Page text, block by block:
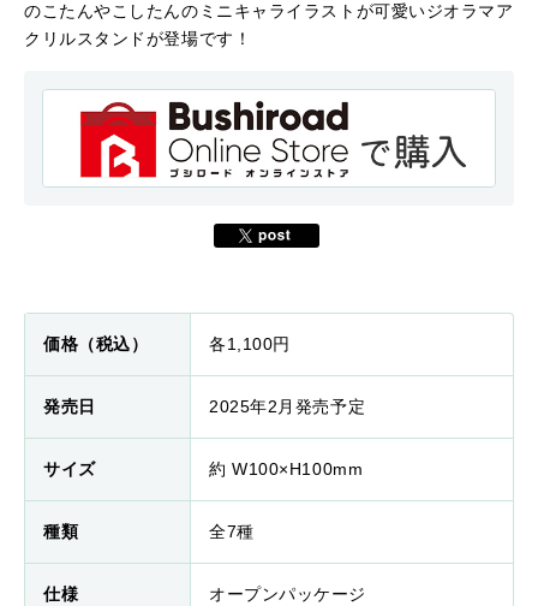
のこたんやこしたんのミニキャライラストが可愛いジオラマア
クリルスタンドが登場です！
価格（税込） 各1,100円
発売日 2025年2月発売予定
サイズ 約 W100×H100mm
種類 全7種
仕様 オープンパッケージ